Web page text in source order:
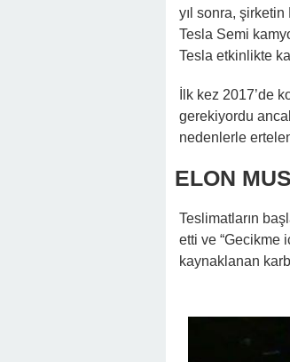
yıl sonra,
Tesla Semi
Tesla etkinlikte
İlk kez 2017’de
gerekiyordu
nedenlerle
ELON
Teslimatların
etti ve “Gecikme
kaynaklanan